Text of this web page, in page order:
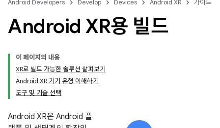
Android Developers Develop Devices Android XR 가이드
Android XR용 빌드
이 페이지의 내용
XR로 빌드 가능한 솔루션 살펴보기
Android XR 기기 유형 이해하기
도구 및 기술 선택
Android XR은 Android 플